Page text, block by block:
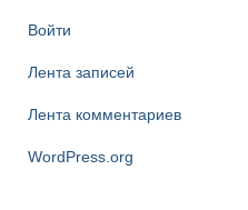
Войти
Лента записей
Лента комментариев
WordPress.org